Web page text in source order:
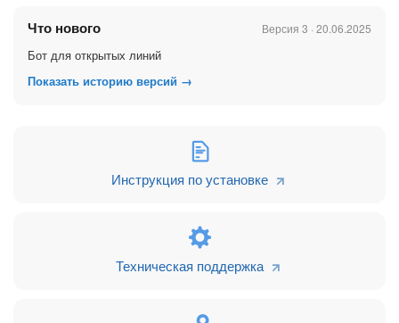
Что нового Версия 3 · 20.06.2025
Бот для открытых линий
Показать историю версий →
Инструкция по установке
Техническая поддержка